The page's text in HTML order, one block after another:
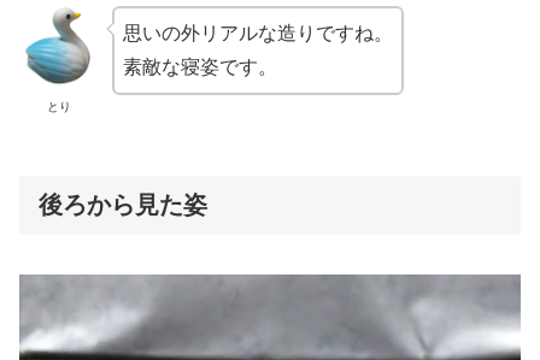
とり
思いの外リアルな造りですね。
素敵な寝姿です。
後ろから見た姿